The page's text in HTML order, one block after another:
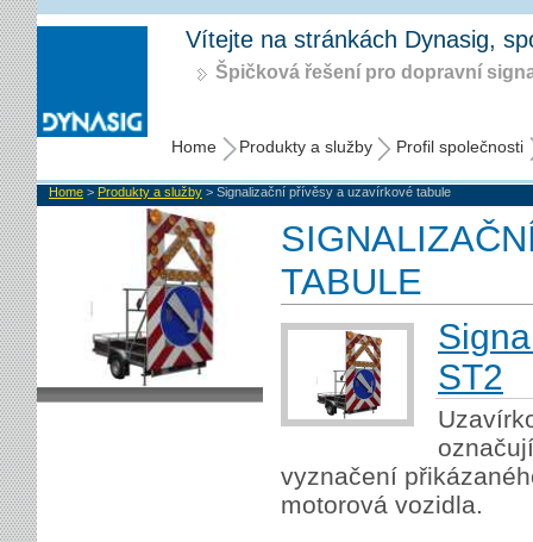
Vítejte na stránkách Dynasig,
Špičková řešení pro dopravní
Home Produkty a služby Profil společnosti
Home > Produkty a služby > Signalizační přívěsy a uzavírkové tabule
TABULE
ST2
vyznačení
motorová vozidla.